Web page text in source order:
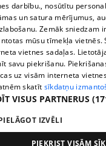
TV programma
Līguma noteikumi
360 Ziņu kontakti
Helio Media
Portāla palīdzības
All rights reserved.
darbību., nosūtītu
un satura mērījumus,
Zemāk sniedzam
mūsu tīmekļa
vietnes sadaļas.
savu piekrišanu.
uz visām interneta
skatīt sīkdatņu
VISUS PARTNERUS
IZVĒLI
PIEKRIST VISĀM